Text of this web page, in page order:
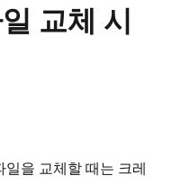
교체 시
을 교체할 때는 크레